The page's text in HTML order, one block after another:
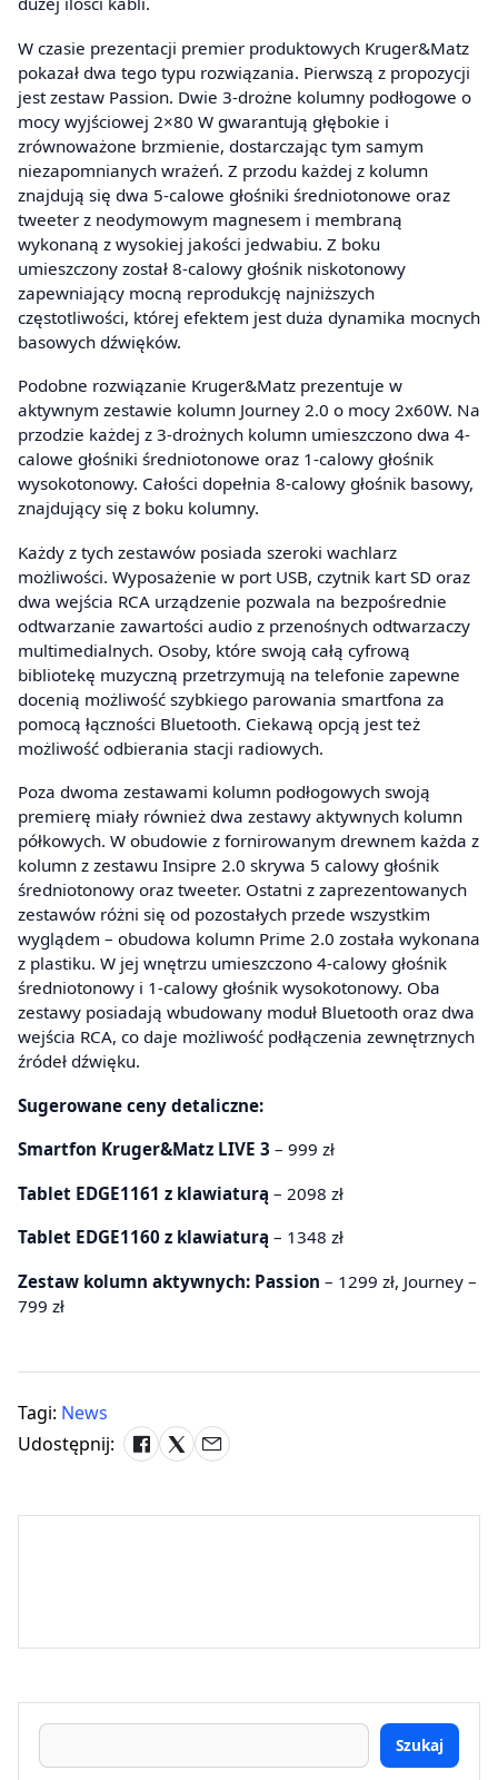
W czasie prezentacji premier produktowych Kruger&Matz
pokazał dwa tego typu rozwiązania. Pierwszą z propozycji
jest zestaw Passion. Dwie 3-drożne kolumny podłogowe o
mocy wyjściowej 2×80 W gwarantują głębokie i
zrównoważone brzmienie, dostarczając tym samym
niezapomnianych wrażeń. Z przodu każdej z kolumn
znajdują się dwa 5-calowe głośniki średniotonowe oraz
tweeter z neodymowym magnesem i membraną
wykonaną z wysokiej jakości jedwabiu. Z boku
umieszczony został 8-calowy głośnik niskotonowy
zapewniający mocną reprodukcję najniższych
częstotliwości, której efektem jest duża dynamika mocnych
basowych dźwięków.
Podobne rozwiązanie Kruger&Matz prezentuje w
aktywnym zestawie kolumn Journey 2.0 o mocy 2x60W. Na
przodzie każdej z 3-drożnych kolumn umieszczono dwa 4-
calowe głośniki średniotonowe oraz 1-calowy głośnik
wysokotonowy. Całości dopełnia 8-calowy głośnik basowy,
znajdujący się z boku kolumny.
Każdy z tych zestawów posiada szeroki wachlarz
możliwości. Wyposażenie w port USB, czytnik kart SD oraz
dwa wejścia RCA urządzenie pozwala na bezpośrednie
odtwarzanie zawartości audio z przenośnych odtwarzaczy
multimedialnych. Osoby, które swoją całą cyfrową
bibliotekę muzyczną przetrzymują na telefonie zapewne
docenią możliwość szybkiego parowania smartfona za
pomocą łączności Bluetooth. Ciekawą opcją jest też
możliwość odbierania stacji radiowych.
Poza dwoma zestawami kolumn podłogowych swoją
premierę miały również dwa zestawy aktywnych kolumn
półkowych. W obudowie z fornirowanym drewnem każda z
kolumn z zestawu Insipre 2.0 skrywa 5 calowy głośnik
średniotonowy oraz tweeter. Ostatni z zaprezentowanych
zestawów różni się od pozostałych przede wszystkim
wyglądem – obudowa kolumn Prime 2.0 została wykonana
z plastiku. W jej wnętrzu umieszczono 4-calowy głośnik
średniotonowy i 1-calowy głośnik wysokotonowy. Oba
zestawy posiadają wbudowany moduł Bluetooth oraz dwa
wejścia RCA, co daje możliwość podłączenia zewnętrznych
źródeł dźwięku.
Sugerowane ceny detaliczne:
Smartfon Kruger&Matz LIVE 3 – 999 zł
Tablet EDGE1161 z klawiaturą – 2098 zł
Tablet EDGE1160 z klawiaturą – 1348 zł
Zestaw kolumn aktywnych: Passion – 1299 zł, Journey –
799 zł
Tagi: News
Udostępnij:
Szukaj